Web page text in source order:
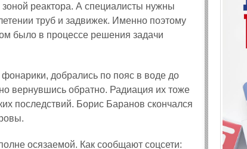
реактора. А специалисты нужны
труб и задвижек. Именно поэтому
было в процессе решения задачи
добрались по пояс в воде до
вернувшись обратно. Радиация их тоже
последствий. Борис Баранов скончался
осязаемой. Как сообщают соцсети: